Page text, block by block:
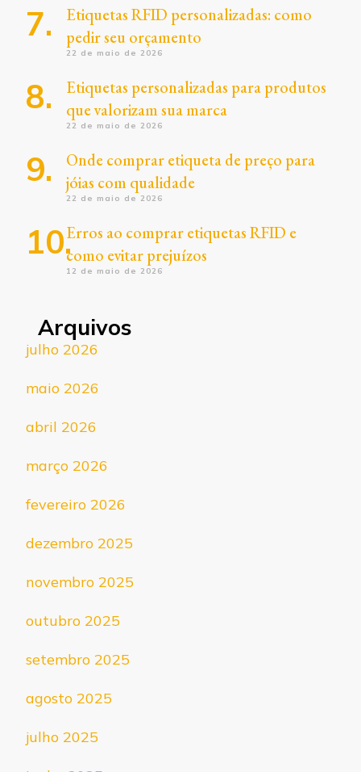
Etiquetas RFID personalizadas: como
pedir seu orçamento
22 de maio de 2026
Etiquetas personalizadas para produtos
que valorizam sua marca
22 de maio de 2026
Onde comprar etiqueta de preço para
jóias com qualidade
22 de maio de 2026
Erros ao comprar etiquetas RFID e
como evitar prejuízos
12 de maio de 2026
Arquivos
julho 2026
maio 2026
abril 2026
março 2026
fevereiro 2026
dezembro 2025
novembro 2025
outubro 2025
setembro 2025
agosto 2025
julho 2025